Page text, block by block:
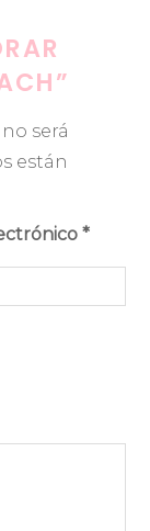
será
están
*